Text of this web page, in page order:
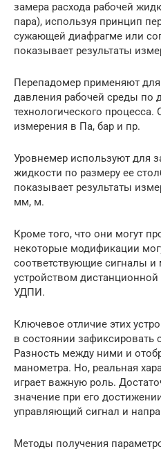
замера расхода рабочей
пара), используя принцип
сужающей диафрагме или
показывает результаты
Перепадомер применяют
давления рабочей среды по
технологического
измерения в Па, бар и пр.
Уровнемер используют для
жидкости по размеру ее
показывает результаты
мм, м.
Кроме того, что они могут
некоторые модификации
соответствующие сигналы
устройством
УДПИ.
Ключевое отличие этих
в состоянии зафиксировать
Разность между ними и
манометра. Но, реальная
играет важную роль.
значение при его
управляющий сигнал и
Методы получения